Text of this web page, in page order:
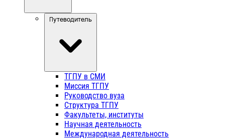
Путеводитель
ТГПУ в СМИ
Миссия ТГПУ
Руководство вуза
Структура ТГПУ
Факультеты, институты
Научная деятельность
Международная деятельность